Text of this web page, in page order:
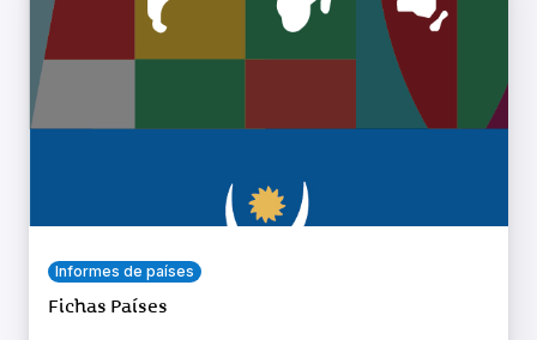
Informes de países
Fichas Países